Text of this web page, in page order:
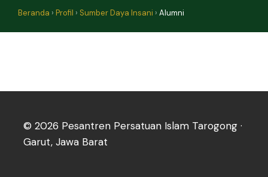
Beranda › Profil › Sumber Daya Insani › Alumni
© 2026 Pesantren Persatuan Islam Tarogong ·
Garut, Jawa Barat